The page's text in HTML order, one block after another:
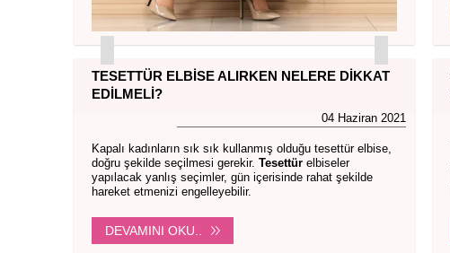
TESETTÜR ELBISE ALIRKEN NELERE DIKKAT
EDILMELI?
04 Haziran 2021
Kapalı kadınların sık sık kullanmış olduğu tesettür elbise,
doğru şekilde seçilmesi gerekir. Tesettür elbiseler
yapılacak yanlış seçimler, gün içerisinde rahat şekilde
hareket etmenizi engelleyebilir.
DEVAMINI OKU..